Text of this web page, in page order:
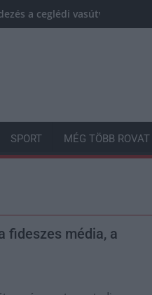
a ceglédi vasútvonalon,
SPORT MÉG TÖBB ROVAT
fideszes média, a